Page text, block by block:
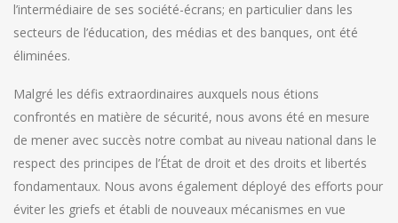
l’intermédiaire de ses société-écrans; en particulier dans les
secteurs de l’éducation, des médias et des banques, ont été
éliminées.
Malgré les défis extraordinaires auxquels nous étions
confrontés en matière de sécurité, nous avons été en mesure
de mener avec succès notre combat au niveau national dans le
respect des principes de l’État de droit et des droits et libertés
fondamentaux. Nous avons également déployé des efforts pour
éviter les griefs et établi de nouveaux mécanismes en vue